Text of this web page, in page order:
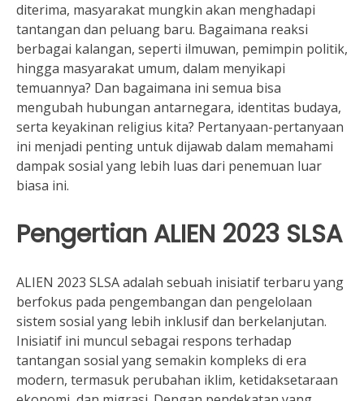
diterima, masyarakat mungkin akan menghadapi
tantangan dan peluang baru. Bagaimana reaksi
berbagai kalangan, seperti ilmuwan, pemimpin politik,
hingga masyarakat umum, dalam menyikapi
temuannya? Dan bagaimana ini semua bisa
mengubah hubungan antarnegara, identitas budaya,
serta keyakinan religius kita? Pertanyaan-pertanyaan
ini menjadi penting untuk dijawab dalam memahami
dampak sosial yang lebih luas dari penemuan luar
biasa ini.
Pengertian ALIEN 2023 SLSA
ALIEN 2023 SLSA adalah sebuah inisiatif terbaru yang
berfokus pada pengembangan dan pengelolaan
sistem sosial yang lebih inklusif dan berkelanjutan.
Inisiatif ini muncul sebagai respons terhadap
tantangan sosial yang semakin kompleks di era
modern, termasuk perubahan iklim, ketidaksetaraan